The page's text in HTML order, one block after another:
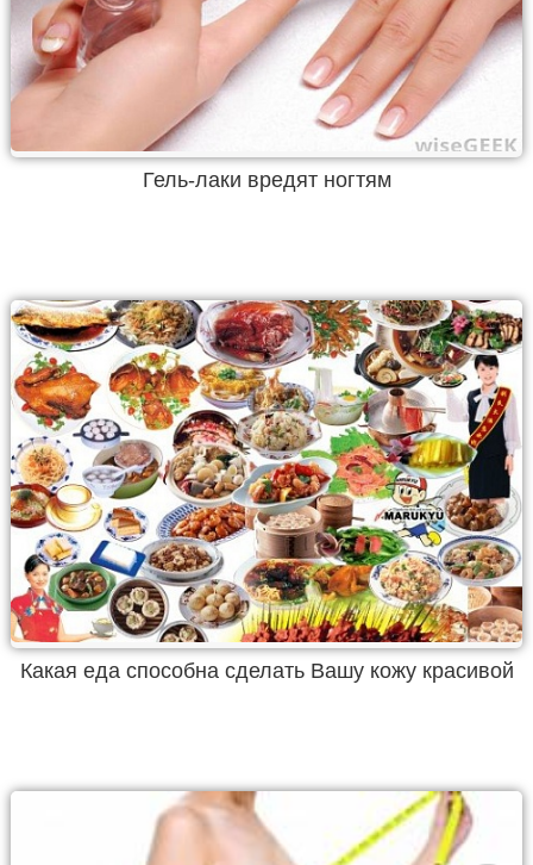
Гель-лаки вредят ногтям
Какая еда способна сделать Вашу кожу красивой